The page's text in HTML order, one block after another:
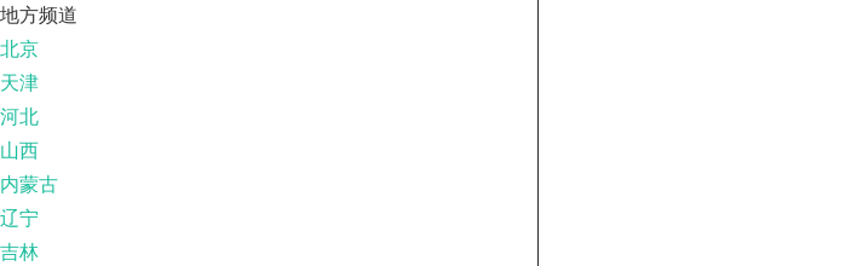
地方频道
北京
天津
河北
山西
内蒙古
辽宁
吉林